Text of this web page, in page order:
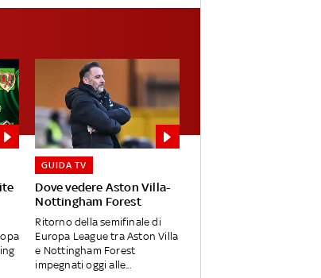
Dove vedere Aston Villa-
Nottingham Forest
GUIDA TV
Ritorno della semifinale di
Europa League tra Aston Villa
e Nottingham Forest
impegnati oggi alle...